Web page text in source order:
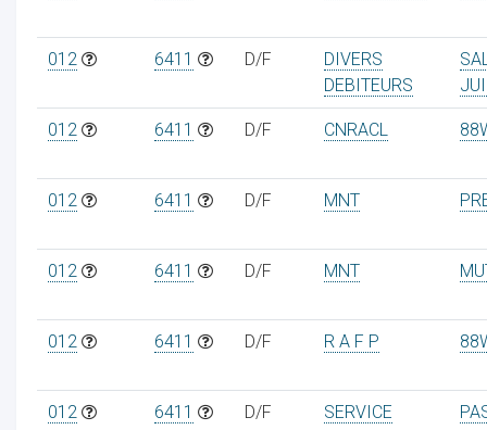
012 6411 D/F
DIVERS
DEBITEURS
012 6411 D/F CNRACL
012 6411 D/F MNT
012 6411 D/F MNT
012 6411 D/F R A F P
012 6411 D/F
SERVICE